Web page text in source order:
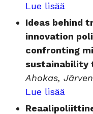
Lue lisää
Ideas behind
innovation
confronting
sustainability
Ahokas,
Lue lisää